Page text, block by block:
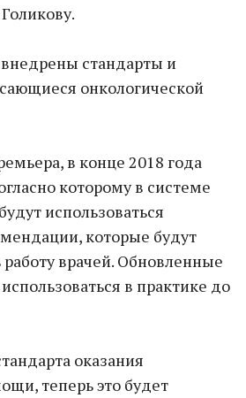
стандарты и
онкологической
в конце 2018 года
которому в системе
использоваться
которые будут
работу врачей. Обновленные
в практике до
оказания
теперь это будет